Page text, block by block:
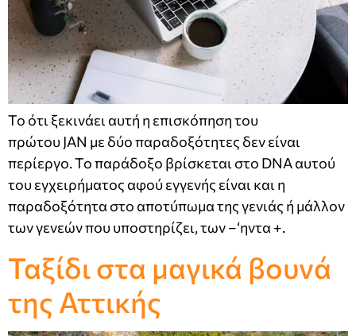
Το ότι ξεκινάει αυτή η επισκόπηση του
πρώτου JAN με δύο παραδοξότητες δεν είναι
περίεργο. Το παράδοξο βρίσκεται στο DNA αυτού
του εγχειρήματος αφού εγγενής είναι και η
παραδοξότητα στο αποτύπωμα της γενιάς ή μάλλον
των γενεών που υποστηρίζει, των –‘ηντα +.
Ταξίδι στα μαγικά βουνά
της Αττικής